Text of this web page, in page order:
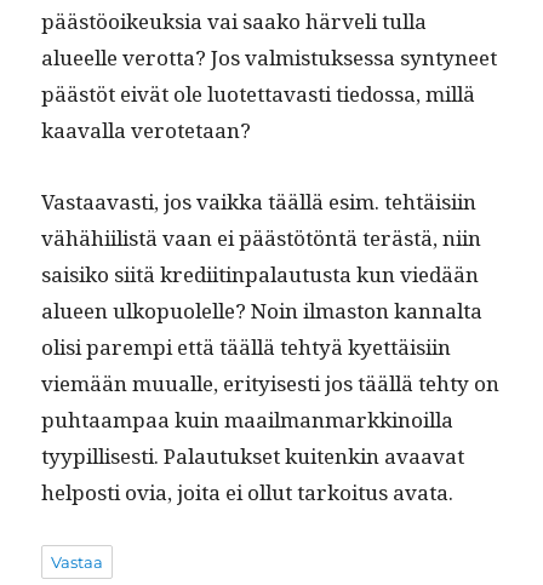
päästöoikeuk­sia vai saako härveli tul­la
alueelle verot­ta? Jos valmis­tuk­ses­sa syn­tyneet
päästöt eivät ole luotet­tavasti tiedos­sa, mil­lä
kaaval­la verotetaan?
Vas­taavasti, jos vaik­ka tääl­lä esim. tehtäisi­in
vähähi­ilistä vaan ei päästötön­tä terästä, niin
saisiko siitä kredi­it­in­palau­tus­ta kun viedään
alueen ulkop­uolelle? Noin ilmas­ton kannal­ta
olisi parem­pi että tääl­lä tehtyä kyet­täisi­in
viemään muualle, eri­tyis­es­ti jos tääl­lä tehty on
puh­taam­paa kuin maail­man­markki­noil­la
tyyp­il­lis­es­ti. Palau­tuk­set kuitenkin avaa­vat
hel­posti ovia, joi­ta ei ollut tarkoi­tus avata.
Vastaa